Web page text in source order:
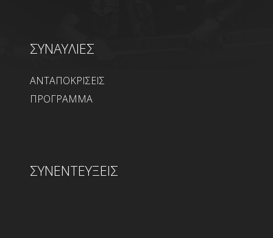
ΣΥΝΑΥΛΙΕΣ
ΑΝΤΑΠΟΚΡΙΣΕΙΣ
ΠΡΟΓΡΑΜΜΑ
ΣΥΝΕΝΤΕΥΞΕΙΣ